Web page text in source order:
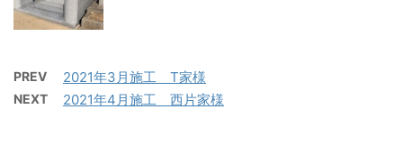
PREV 2021年3月施工 T家様
NEXT 2021年4月施工 西片家様